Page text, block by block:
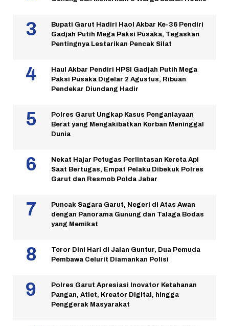
Bupati Garut Hadiri Haol Akbar Ke-36 Pendiri
Gadjah Putih Mega Paksi Pusaka, Tegaskan
Pentingnya Lestarikan Pencak Silat
Haul Akbar Pendiri HPSI Gadjah Putih Mega
Paksi Pusaka Digelar 2 Agustus, Ribuan
Pendekar Diundang Hadir
Polres Garut Ungkap Kasus Penganiayaan
Berat yang Mengakibatkan Korban Meninggal
Dunia
Nekat Hajar Petugas Perlintasan Kereta Api
Saat Bertugas, Empat Pelaku Dibekuk Polres
Garut dan Resmob Polda Jabar
Puncak Sagara Garut, Negeri di Atas Awan
dengan Panorama Gunung dan Talaga Bodas
yang Memikat
Teror Dini Hari di Jalan Guntur, Dua Pemuda
Pembawa Celurit Diamankan Polisi
Polres Garut Apresiasi Inovator Ketahanan
Pangan, Atlet, Kreator Digital, hingga
Penggerak Masyarakat